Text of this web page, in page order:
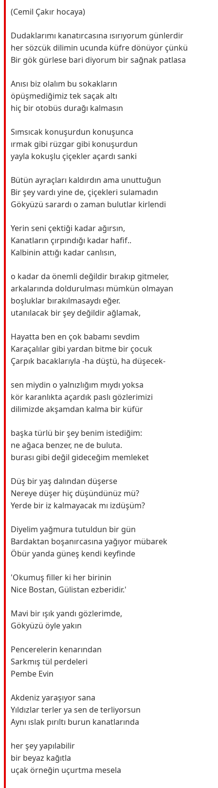
(Cemil Çakır hocaya)
Dudaklarımı kanatırcasına ısırıyorum günlerdir
her sözcük dilimin ucunda küfre dönüyor çünkü
Bir gök gürlese bari diyorum bir sağnak patlasa
Anısı biz olalım bu sokakların
öpüşmediğimiz tek saçak altı
hiç bir otobüs durağı kalmasın
Sımsıcak konuşurdun konuşunca
ırmak gibi rüzgar gibi konuşurdun
yayla kokuşlu çiçekler açardı sanki
Bütün ayraçları kaldırdın ama unuttuğun
Bir şey vardı yine de, çiçekleri sulamadın
Gökyüzü sarardı o zaman bulutlar kirlendi
Yerin seni çektiği kadar ağırsın,
Kanatların çırpındığı kadar hafif..
Kalbinin attığı kadar canlısın,
o kadar da önemli değildir bırakıp gitmeler,
arkalarında doldurulması mümkün olmayan
boşluklar bırakılmasaydı eğer.
utanılacak bir şey değildir ağlamak,
Hayatta ben en çok babamı sevdim
Karaçalılar gibi yardan bitme bir çocuk
Çarpık bacaklarıyla -ha düştü, ha düşecek-
sen miydin o yalnızlığım mıydı yoksa
kör karanlıkta açardık paslı gözlerimizi
dilimizde akşamdan kalma bir küfür
başka türlü bir şey benim istediğim:
ne ağaca benzer, ne de buluta.
burası gibi değil gideceğim memleket
Düş bir yaş dalından düşerse
Nereye düşer hiç düşündünüz mü?
Yerde bir iz kalmayacak mı izdüşüm?
Diyelim yağmura tutuldun bir gün
Bardaktan boşanırcasına yağıyor mübarek
Öbür yanda güneş kendi keyfinde
'Okumuş filler ki her birinin
Nice Bostan, Gülistan ezberidir.'
Mavi bir ışık yandı gözlerimde,
Gökyüzü öyle yakın
Pencerelerin kenarından
Sarkmış tül perdeleri
Pembe Evin
Akdeniz yaraşıyor sana
Yıldızlar terler ya sen de terliyorsun
Aynı ıslak pırıltı burun kanatlarında
her şey yapılabilir
bir beyaz kağıtla
uçak örneğin uçurtma mesela